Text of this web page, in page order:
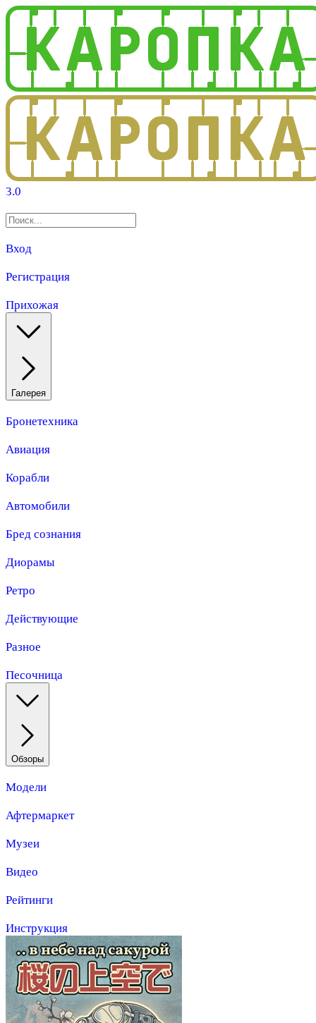
3.0
Вход
Регистрация
Прихожая
Галерея
Бронетехника
Авиация
Корабли
Автомобили
Бред сознания
Диорамы
Ретро
Действующие
Разное
Песочница
Обзоры
Модели
Афтермаркет
Музеи
Видео
Рейтинги
Инструкция